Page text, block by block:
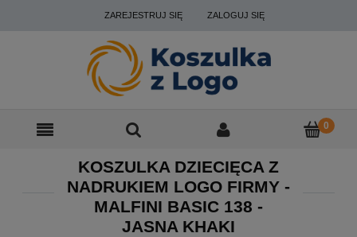
ZAREJESTRUJ SIĘ ZALOGUJ SIĘ
KOSZULKA DZIECIĘCA Z
NADRUKIEM LOGO FIRMY -
MALFINI BASIC 138 -
JASNA KHAKI